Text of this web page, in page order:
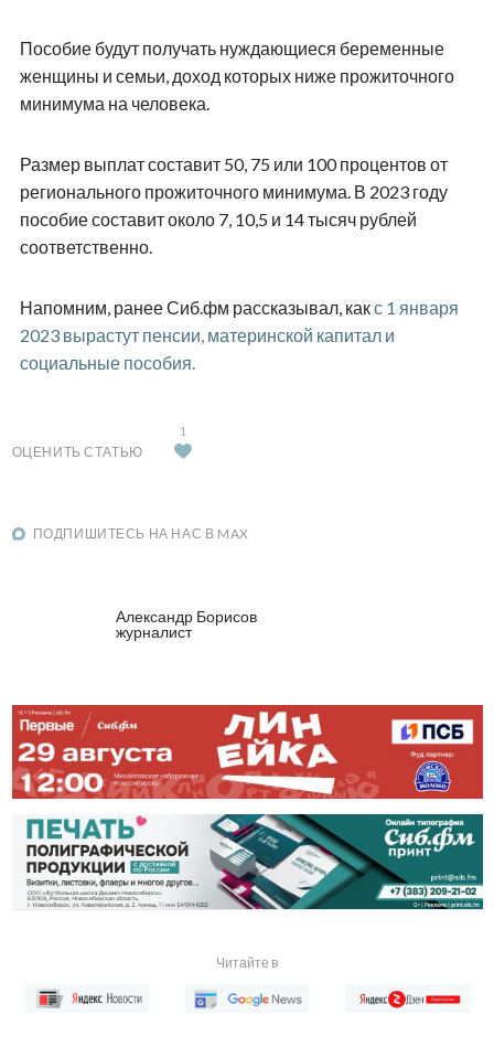
Пособие будут получать нуждающиеся беременные
женщины и семьи, доход которых ниже прожиточного
минимума на человека.
Размер выплат составит 50, 75 или 100 процентов от
регионального прожиточного минимума. В 2023 году
пособие составит около 7, 10,5 и 14 тысяч рублей
соответственно.
Напомним, ранее Сиб.фм рассказывал, какс 1 января
2023 вырастут пенсии, материнской капитал и
социальные пособия.
ОЦЕНИТЬ СТАТЬЮ
1
ПОДПИШИТЕСЬ НА НАС В MAX
Александр Борисов
журналист
Читайте в